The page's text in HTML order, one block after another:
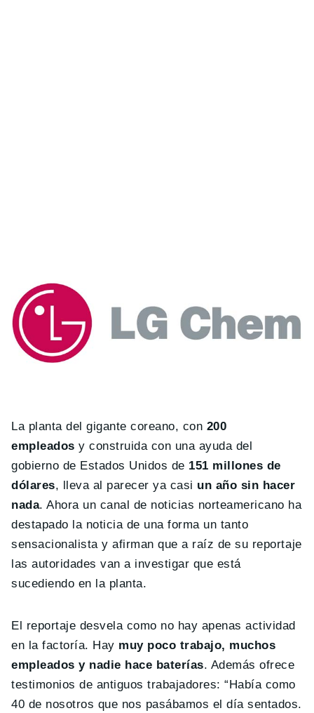
La planta del gigante coreano, con 200
empleados y construida con una ayuda del
gobierno de Estados Unidos de 151 millones de
dólares, lleva al parecer ya casi un año sin hacer
nada. Ahora un canal de noticias norteamericano ha
destapado la noticia de una forma un tanto
sensacionalista y afirman que a raíz de su reportaje
las autoridades van a investigar que está
sucediendo en la planta.
El reportaje desvela como no hay apenas actividad
en la factoría. Hay muy poco trabajo, muchos
empleados y nadie hace baterías. Además ofrece
testimonios de antiguos trabajadores: “Había como
40 de nosotros que nos pasábamos el día sentados.